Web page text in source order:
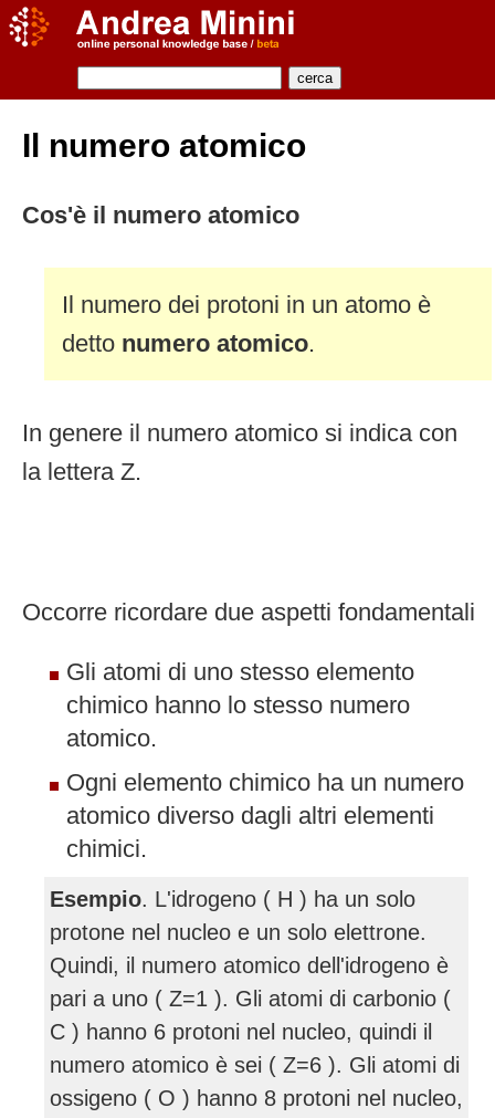
Il numero atomico
Cos'è il numero atomico
Il numero dei protoni in un atomo è
detto numero atomico.
In genere il numero atomico si indica con
la lettera Z.
Occorre ricordare due aspetti fondamentali
Gli atomi di uno stesso elemento
chimico hanno lo stesso numero
atomico.
Ogni elemento chimico ha un numero
atomico diverso dagli altri elementi
chimici.
Esempio. L'idrogeno ( H ) ha un solo
protone nel nucleo e un solo elettrone.
Quindi, il numero atomico dell'idrogeno è
pari a uno ( Z=1 ). Gli atomi di carbonio (
C ) hanno 6 protoni nel nucleo, quindi il
numero atomico è sei ( Z=6 ). Gli atomi di
ossigeno ( O ) hanno 8 protoni nel nucleo,